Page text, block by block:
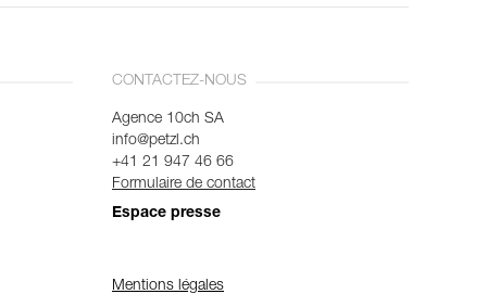
CONTACTEZ-NOUS
Agence 10ch SA
info@petzl.ch
+41 21 947 46 66
Formulaire de contact
Espace presse
Mentions légales